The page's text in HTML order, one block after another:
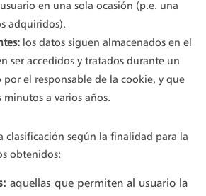
en una sola ocasión (p.e. una
adquiridos).
los datos siguen almacenados en el
ser accedidos y tratados durante un
el responsable de la cookie, y que
minutos a varios años.
clasificación según la finalidad para la
obtenidos:
aquellas que permiten al usuario la